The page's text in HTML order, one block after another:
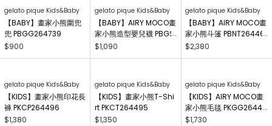
gelato pique Kids&Baby
【BABY】畫家小熊圍兜
兜 PBGG264739
$900
gelato pique Kids&Baby
【BABY】AIRY MOCO畫
家小熊造型嬰兒襪 PBGS
264415
$1,090
gelato pique Kids&Baby
【BABY】AIRY MOCO畫
家小熊斗篷 PBNT26446
4
$2,380
gelato pique Kids&Baby
【KIDS】畫家小熊印花長
褲 PKCP264496
$1,380
gelato pique Kids&Baby
【KIDS】畫家小熊T-Shi
rt PKCT264495
$1,350
gelato pique Kids&Baby
【KIDS】AIRY MOCO畫
家小熊毛毯 PKGG26441
7
$1,730